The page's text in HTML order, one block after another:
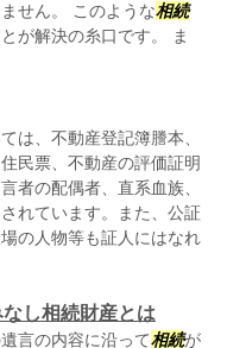
せん。 このような相続
が解決の糸口です。 ま
は、不動産登記簿謄本、
民票、不動産の評価証明
者の配偶者、直系血族、
れています。また、公証
の人物等も証人にはなれ
し相続財産とは
言の内容に沿って相続が